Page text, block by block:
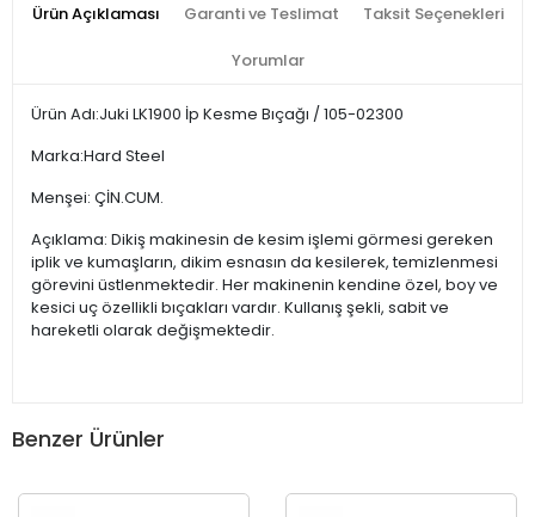
Ürün Açıklaması Garanti ve Teslimat Taksit Seçenekleri
Yorumlar
Ürün Adı:Juki LK1900 İp Kesme Bıçağı / 105-02300
Marka:Hard Steel
Menşei: ÇİN.CUM.
Açıklama: Dikiş makinesin de kesim işlemi görmesi gereken
iplik ve kumaşların, dikim esnasın da kesilerek, temizlenmesi
görevini üstlenmektedir. Her makinenin kendine özel, boy ve
kesici uç özellikli bıçakları vardır. Kullanış şekli, sabit ve
hareketli olarak değişmektedir.
Benzer Ürünler